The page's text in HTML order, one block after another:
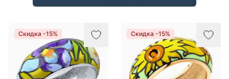
Скидка -15% Скидка -15%